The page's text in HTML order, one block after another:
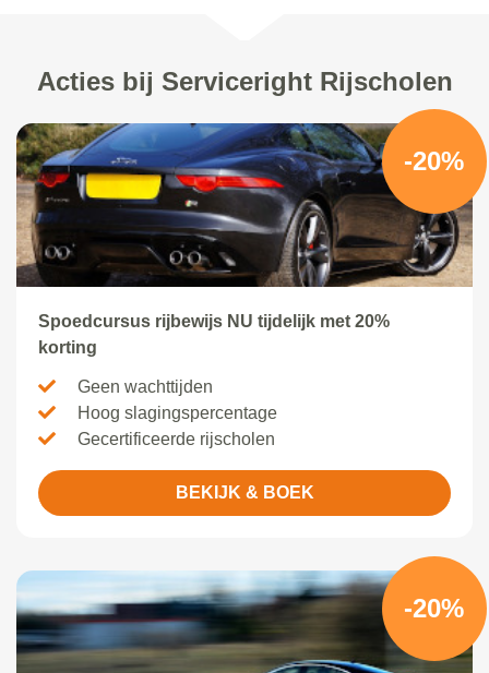
Acties bij Serviceright Rijscholen
-20%
Spoedcursus rijbewijs NU tijdelijk met 20%
korting
Geen wachttijden
Hoog slagingspercentage
Gecertificeerde rijscholen
BEKIJK & BOEK
-20%